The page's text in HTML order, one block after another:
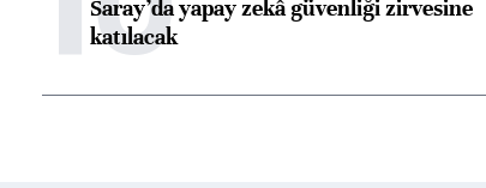
Saray’da yapay zekâ güvenliği zirvesine
katılacak